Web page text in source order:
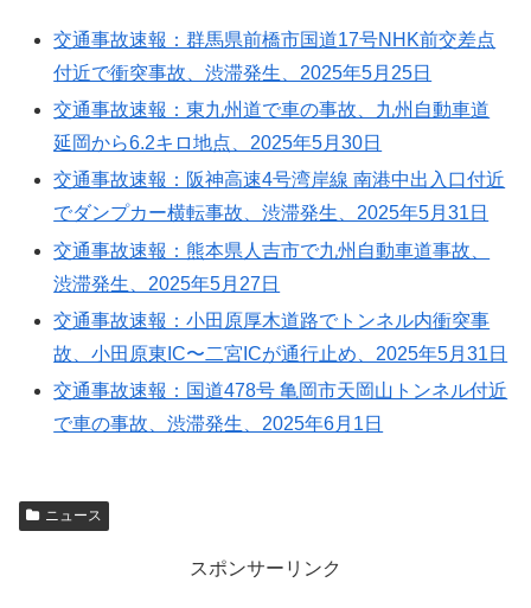
交通事故速報：群馬県前橋市国道17号NHK前交差点
付近で衝突事故、渋滞発生、2025年5月25日
交通事故速報：東九州道で車の事故、九州自動車道
延岡から6.2キロ地点、2025年5月30日
交通事故速報：阪神高速4号湾岸線 南港中出入口付近
でダンプカー横転事故、渋滞発生、2025年5月31日
交通事故速報：熊本県人吉市で九州自動車道事故、
渋滞発生、2025年5月27日
交通事故速報：小田原厚木道路でトンネル内衝突事
故、小田原東IC〜二宮ICが通行止め、2025年5月31日
交通事故速報：国道478号 亀岡市天岡山トンネル付近
で車の事故、渋滞発生、2025年6月1日
ニュース
スポンサーリンク